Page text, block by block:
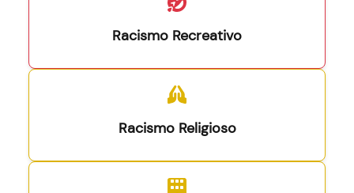
Racismo Recreativo
Racismo Religioso